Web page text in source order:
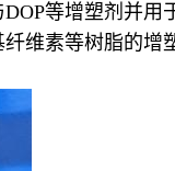
等增塑剂并
维素等树脂的增